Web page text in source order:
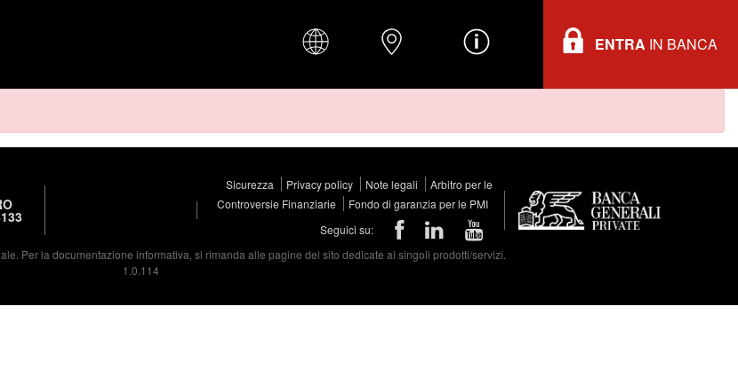
ENTRA IN BANCA
Sicurezza Privacy policy Note legali
Arbitro per le
Controversie Finanziarie
Fondo di garanzia per le PMI
Seguici su:
Per la documentazione informativa, si rimanda alle pagine del sito dedicate ai singoli prodotti/servizi.
1.0.114